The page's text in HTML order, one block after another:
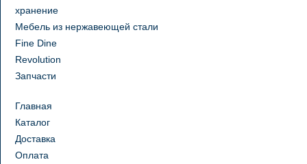
хранение
Мебель из нержавеющей стали
Fine Dine
Revolution
Запчасти
Главная
Каталог
Доставка
Оплата